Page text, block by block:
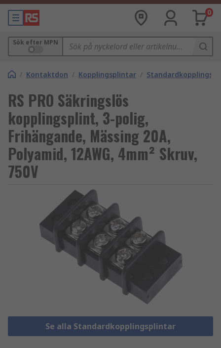
0
Sök efter MPN
/ Kontaktdon / Kopplingsplintar /
RS PRO Säkringslös
kopplingsplint, 3-polig,
Frihängande, Mässing 20A,
Polyamid, 12AWG, 4mm² Skruv,
750V
Se alla Standardkopplingsplintar